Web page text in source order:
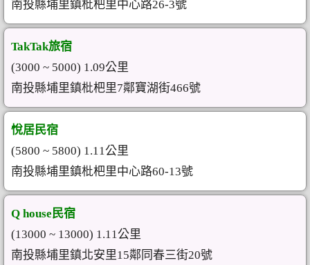
南投縣埔里鎮枇杷里中心路26-3號
TakTak旅宿
(3000 ~ 5000) 1.09公里
南投縣埔里鎮枇杷里7鄰寶湖街466號
悅居民宿
(5800 ~ 5800) 1.11公里
南投縣埔里鎮枇杷里中心路60-13號
Q house民宿
(13000 ~ 13000) 1.11公里
南投縣埔里鎮北安里15鄰同春三街20號